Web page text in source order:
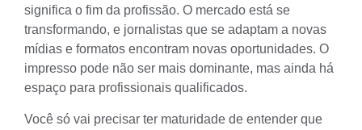
significa o fim da profissão. O mercado está se
transformando, e jornalistas que se adaptam a novas
mídias e formatos encontram novas oportunidades. O
impresso pode não ser mais dominante, mas ainda há
espaço para profissionais qualificados.
Você só vai precisar ter maturidade de entender que